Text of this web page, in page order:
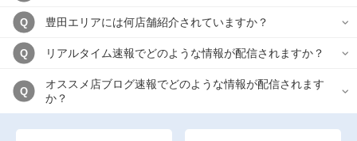
閉じる
Q 豊田エリアには何店舗紹介されていますか？
Q リアルタイム速報でどのような情報が配信されますか？
Q
オススメ店ブログ速報でどのような情報が配信されます
か？